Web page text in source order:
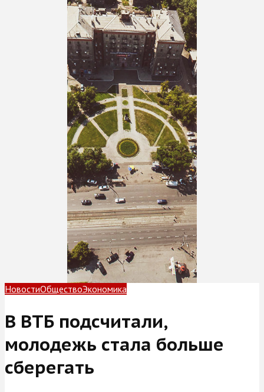
НовостиОбществоЭкономика
В ВТБ подсчитали,
молодежь стала больше
сберегать